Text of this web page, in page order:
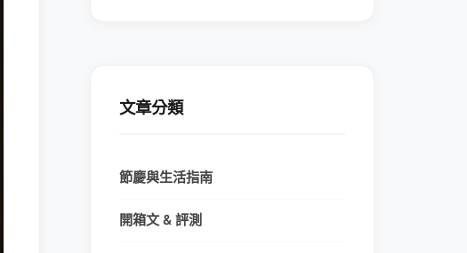
文章分類
節慶與生活指南
開箱文 & 評測